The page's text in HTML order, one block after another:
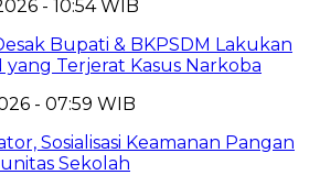
- 10:54 WIB
Bupati & BKPSDM Lakukan
yang Terjerat Kasus Narkoba
- 07:59 WIB
Sosialisasi Keamanan Pangan
Sekolah